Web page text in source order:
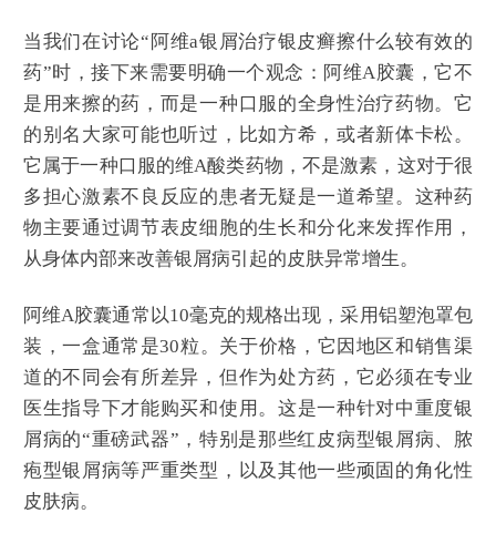
当我们在讨论“阿维a银屑治疗银皮癣擦什么较有效的
药”时，接下来需要明确一个观念：阿维A胶囊，它不
是用来擦的药，而是一种口服的全身性治疗药物。它
的别名大家可能也听过，比如方希，或者新体卡松。
它属于一种口服的维A酸类药物，不是激素，这对于很
多担心激素不良反应的患者无疑是一道希望。这种药
物主要通过调节表皮细胞的生长和分化来发挥作用，
从身体内部来改善银屑病引起的皮肤异常增生。
阿维A胶囊通常以10毫克的规格出现，采用铝塑泡罩包
装，一盒通常是30粒。关于价格，它因地区和销售渠
道的不同会有所差异，但作为处方药，它必须在专业
医生指导下才能购买和使用。这是一种针对中重度银
屑病的“重磅武器”，特别是那些红皮病型银屑病、脓
疱型银屑病等严重类型，以及其他一些顽固的角化性
皮肤病。